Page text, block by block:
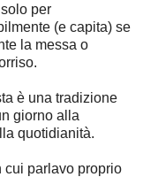
per
(e capita) se
la messa o
è una tradizione
giorno alla
quotidianità.
parlavo proprio